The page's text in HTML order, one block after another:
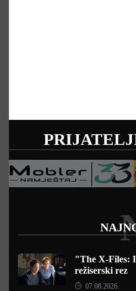
"The X-Files:
režiserski rez
07.08.2026.